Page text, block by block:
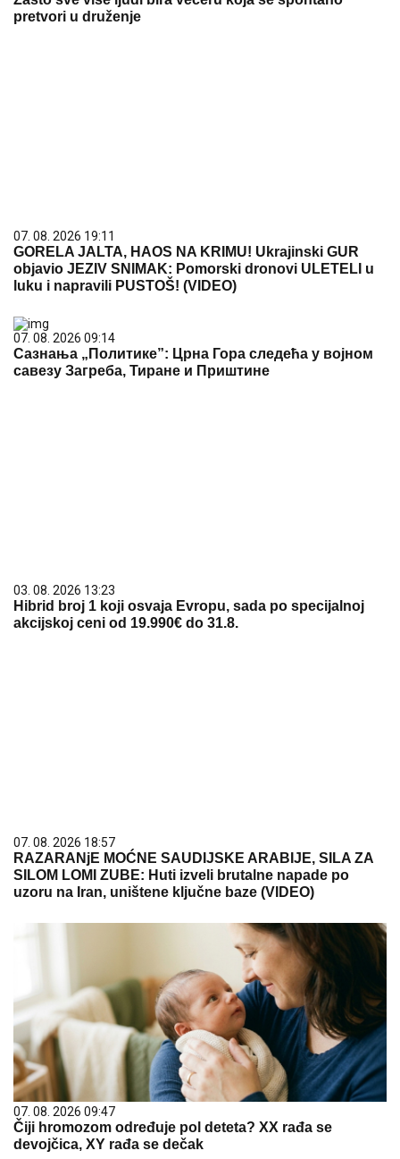
pretvori u druženje
07. 08. 2026 19:11
GORELA JALTA, HAOS NA KRIMU! Ukrajinski GUR
objavio JEZIV SNIMAK: Pomorski dronovi ULETELI u
luku i napravili PUSTOŠ! (VIDEO)
07. 08. 2026 09:14
Сазнања „Политике”: Црна Гора следећа у војном
савезу Загреба, Тиране и Приштине
03. 08. 2026 13:23
Hibrid broj 1 koji osvaja Evropu, sada po specijalnoj
akcijskoj ceni od 19.990€ do 31.8.
07. 08. 2026 18:57
RAZARANjE MOĆNE SAUDIJSKE ARABIJE, SILA ZA
SILOM LOMI ZUBE: Huti izveli brutalne napade po
uzoru na Iran, uništene ključne baze (VIDEO)
07. 08. 2026 09:47
Čiji hromozom određuje pol deteta? XX rađa se
devojčica, XY rađa se dečak